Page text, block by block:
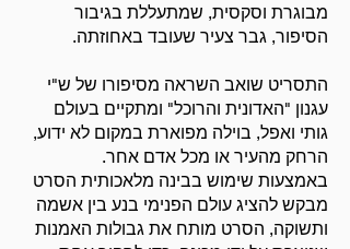
מבוגרת וסקסית, שמתעללת בגיבור
הסיפור, גבר צעיר שעובד באחוזתה.
התסריט שואב השראה מסיפורו של ש"י
עגנון "האדונית והרוכל" ומתקיים בעולם
גותי ואפל, בוילה מפוארת במקום לא ידוע,
הרחק מהעיר או מכל אדם אחר.
באמצעות שימוש בבינה מלאכותית הסרט
מבקש להציג עולם הפנימי בנע בין אשמה
ותשוקה, הסרט מותח את גבולות האמנות